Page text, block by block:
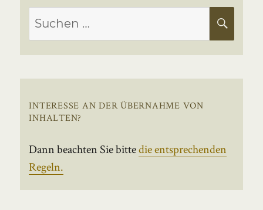
Suchen
nach:
INTERESSE AN DER ÜBERNAHME VON
INHALTEN?
Dann beachten Sie bittedie entsprechenden
Regeln.